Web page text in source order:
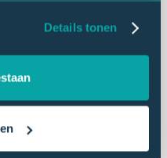
Details tonen
beveiligde panel-